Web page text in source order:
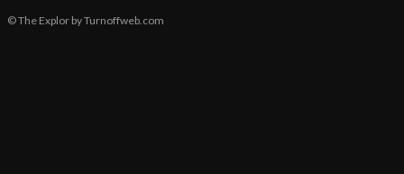
© The Explor by Turnoffweb.com